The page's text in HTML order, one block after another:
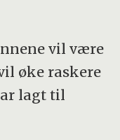
vil være
øke raskere
lagt til